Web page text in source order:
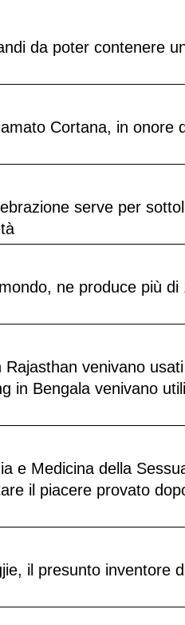
da poter contenere
Cortana, in onore
serve per
ne produce più di
Rajasthan venivano
in Bengala venivano
e Medicina della
il piacere provato
il presunto inventore